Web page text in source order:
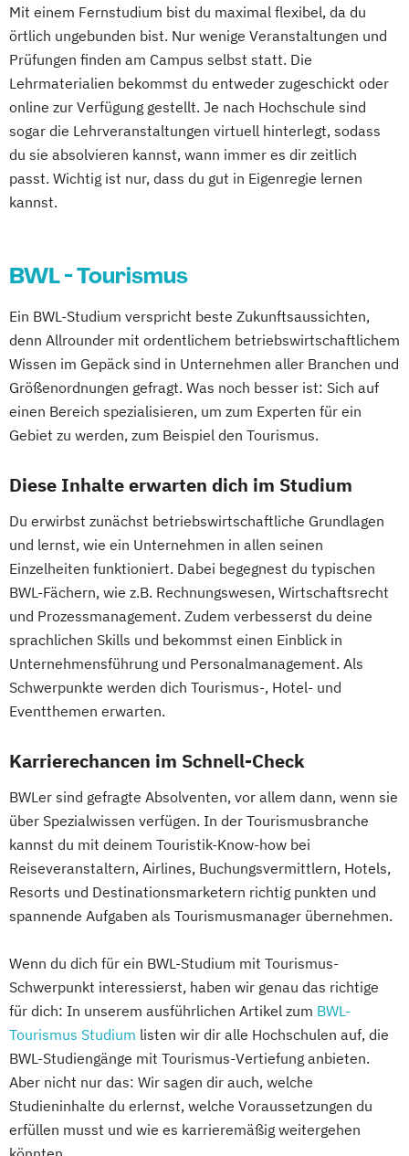
Mit einem Fernstudium bist du maximal flexibel, da du
örtlich ungebunden bist. Nur wenige Veranstaltungen und
Prüfungen finden am Campus selbst statt. Die
Lehrmaterialien bekommst du entweder zugeschickt oder
online zur Verfügung gestellt. Je nach Hochschule sind
sogar die Lehrveranstaltungen virtuell hinterlegt, sodass
du sie absolvieren kannst, wann immer es dir zeitlich
passt. Wichtig ist nur, dass du gut in Eigenregie lernen
kannst.
BWL - Tourismus
Ein BWL-Studium verspricht beste Zukunftsaussichten,
denn Allrounder mit ordentlichem betriebswirtschaftlichem
Wissen im Gepäck sind in Unternehmen aller Branchen und
Größenordnungen gefragt. Was noch besser ist: Sich auf
einen Bereich spezialisieren, um zum Experten für ein
Gebiet zu werden, zum Beispiel den Tourismus.
Diese Inhalte erwarten dich im Studium
Du erwirbst zunächst betriebswirtschaftliche Grundlagen
und lernst, wie ein Unternehmen in allen seinen
Einzelheiten funktioniert. Dabei begegnest du typischen
BWL-Fächern, wie z.B. Rechnungswesen, Wirtschaftsrecht
und Prozessmanagement. Zudem verbesserst du deine
sprachlichen Skills und bekommst einen Einblick in
Unternehmensführung und Personalmanagement. Als
Schwerpunkte werden dich Tourismus-, Hotel- und
Eventthemen erwarten.
Karrierechancen im Schnell-Check
BWLer sind gefragte Absolventen, vor allem dann, wenn sie
über Spezialwissen verfügen. In der Tourismusbranche
kannst du mit deinem Touristik-Know-how bei
Reiseveranstaltern, Airlines, Buchungsvermittlern, Hotels,
Resorts und Destinationsmarketern richtig punkten und
spannende Aufgaben als Tourismusmanager übernehmen.
Wenn du dich für ein BWL-Studium mit Tourismus-
Schwerpunkt interessierst, haben wir genau das richtige
für dich: In unserem ausführlichen Artikel zum BWL-
Tourismus Studium listen wir dir alle Hochschulen auf, die
BWL-Studiengänge mit Tourismus-Vertiefung anbieten.
Aber nicht nur das: Wir sagen dir auch, welche
Studieninhalte du erlernst, welche Voraussetzungen du
erfüllen musst und wie es karrieremäßig weitergehen